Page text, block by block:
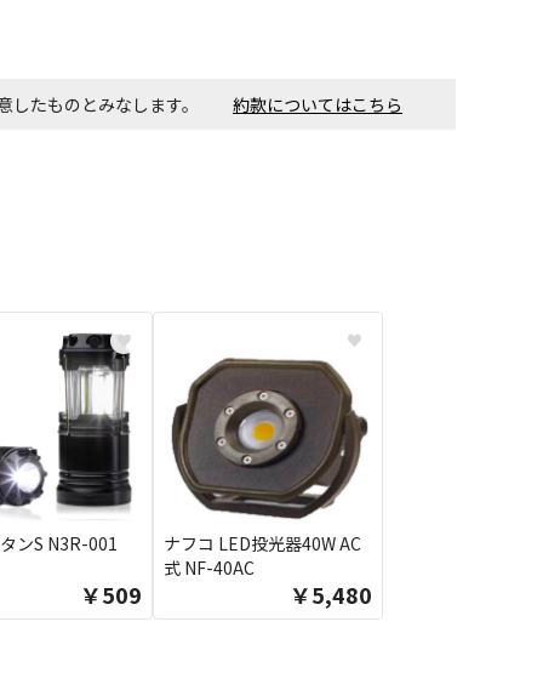
意したものとみなします。 約款についてはこちら
♥
ンS N3R-001
￥509
♥
ナフコ LED投光器40W AC
式 NF-40AC
￥5,480